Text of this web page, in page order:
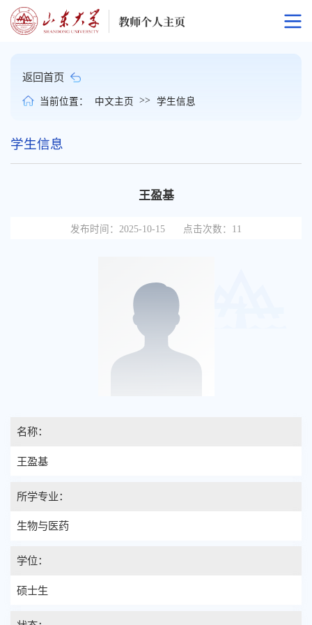
当前位置： 中文主页 >> 学生信息
返回首页
学生信息
王盈基
发布时间：2025-10-15 点击次数： 11
名称：
王盈基
所学专业：
生物与医药
学位：
硕士生